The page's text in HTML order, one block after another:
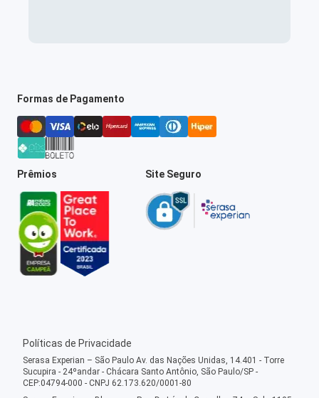
Formas de Pagamento
Prêmios Site Seguro
Políticas de Privacidade
Serasa Experian – São Paulo Av. das Nações Unidas, 14.401 - Torre
Sucupira - 24ºandar - Chácara Santo Antônio, São Paulo/SP -
CEP:04794-000 - CNPJ 62.173.620/0001-80